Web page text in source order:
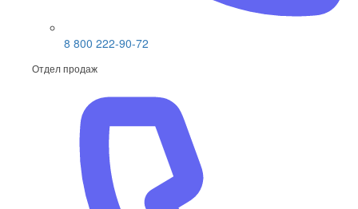
8 800 222-90-72
Отдел продаж